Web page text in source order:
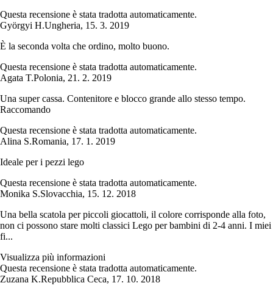
Questa recensione è stata tradotta automaticamente.
Györgyi H.Ungheria, 15. 3. 2019
È la seconda volta che ordino, molto buono.
Questa recensione è stata tradotta automaticamente.
Agata T.Polonia, 21. 2. 2019
Una super cassa. Contenitore e blocco grande allo stesso tempo.
Raccomando
Questa recensione è stata tradotta automaticamente.
Alina S.Romania, 17. 1. 2019
Ideale per i pezzi lego
Questa recensione è stata tradotta automaticamente.
Monika S.Slovacchia, 15. 12. 2018
Una bella scatola per piccoli giocattoli, il colore corrisponde alla foto,
non ci possono stare molti classici Lego per bambini di 2-4 anni. I miei
fi...
Visualizza più informazioni
Questa recensione è stata tradotta automaticamente.
Zuzana K.Repubblica Ceca, 17. 10. 2018